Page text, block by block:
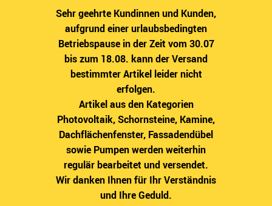
Sehr geehrte Kundinnen und Kunden,
aufgrund einer urlaubsbedingten
Betriebspause in der Zeit vom 30.07
bis zum 18.08. kann der Versand
bestimmter Artikel leider nicht
erfolgen.
Artikel aus den Kategorien
Photovoltaik, Schornsteine, Kamine,
Dachflächenfenster, Fassadendübel
sowie Pumpen werden weiterhin
regulär bearbeitet und versendet.
Wir danken Ihnen für Ihr Verständnis
und Ihre Geduld.